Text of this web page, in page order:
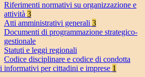
Riferimenti normativi su organizzazione e
attività 3
Atti amministrativi generali 3
Documenti di programmazione strategico-
gestionale
Statuti e leggi regionali
Codice disciplinare e codice di condotta
informativi per cittadini e imprese 1